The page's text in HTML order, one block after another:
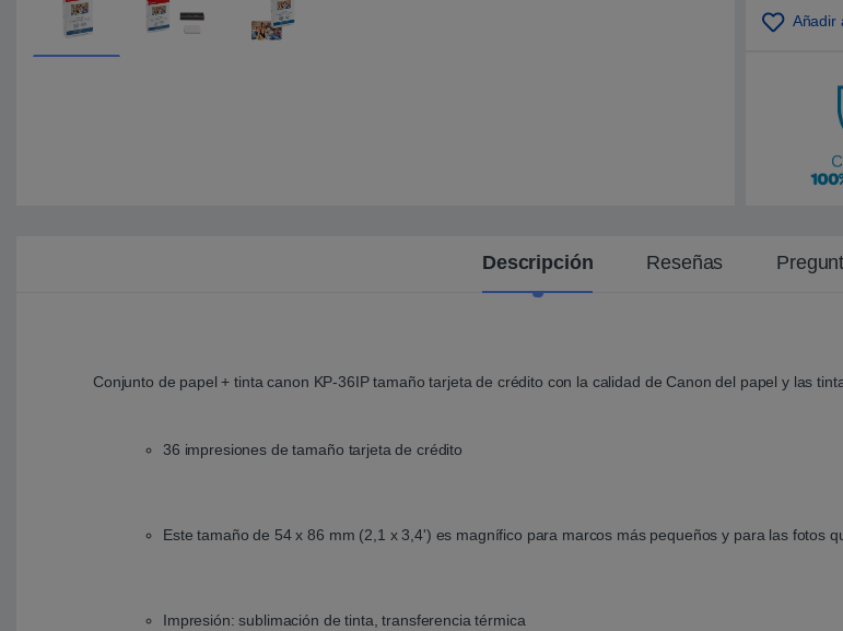
a
c
Añadir
Descripción Reseñas
Conjunto de papel + tinta canon KP-36IP tamaño tarjeta de crédito con la calidad de Canon del papel y las
36 impresiones de tamaño tarjeta de crédito
Este tamaño de 54 x 86 mm (2,1 x 3,4') es magnífico para marcos más pequeños y para las fotos
Impresión: sublimación de tinta, transferencia térmica